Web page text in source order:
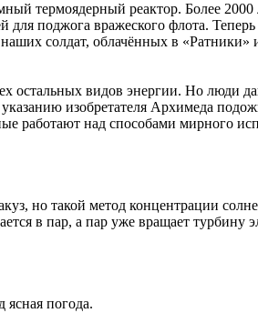
термоядерный реактор. Более 2000
поджога вражеского флота.
солдат, облачённых в «Ратники»
остальных видов энергии. Но люди
изобретателя Архимеда
над способами мирного
но такой метод концентрации
в пар, а пар уже вращает турбину
ясная погода.